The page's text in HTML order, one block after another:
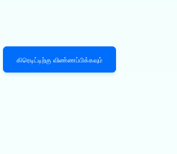
கிரெடிட்டிற்கு விண்ணப்பிக்கவும்